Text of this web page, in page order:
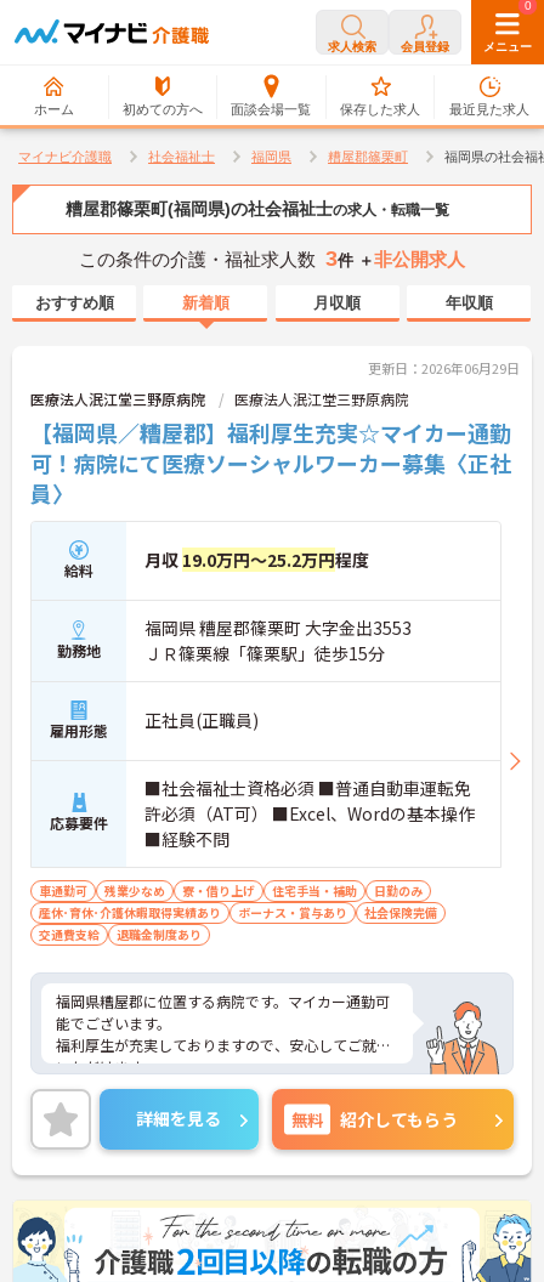
求人検索 会員登録 メニュー
ホーム 初めての方へ 面談会場一覧
0
保存した求人
0
最近見た求人
マイナビ介護職 社会福祉士 福岡県 糟屋郡篠栗町 福岡県の社会福
糟屋郡篠栗町(福岡県)の社会福祉士の求人・転職一覧
この条件の介護・福祉求人数 3件 ＋非公開求人
おすすめ順 新着順 月収順 年収順
更新日：2026年06月29日
医療法人泯江堂三野原病院 医療法人泯江堂三野原病院
【福岡県／糟屋郡】福利厚生充実☆マイカー通勤
可！病院にて医療ソーシャルワーカー募集〈正社
員〉
給料 月収 19.0万円～25.2万円程度
勤務地
福岡県 糟屋郡篠栗町 大字金出3553
ＪＲ篠栗線「篠栗駅」徒歩15分
雇用形態 正社員(正職員)
応募要件
■社会福祉士資格必須 ■普通自動車運転免
許必須（AT可） ■Excel、Wordの基本操作
■経験不問
車通勤可 残業少なめ 寮・借り上げ 住宅手当・補助
日勤のみ
産休･育休･介護休暇取得実績あり
ボーナス・賞与あり
社会保険完備
交通費支給
退職金制度あり
福岡県糟屋郡に位置する病院です。マイカー通勤可
能でございます。
福利厚生が充実しておりますので、安心してご就業
いただけます。
昇給や賞与制度があり頑張りが評価されてしっかり
と職員に還元されます。
ご興味のある方には、面接対策ポイントなど、さら
に詳細をお話しいたしますのでお気軽にご相談くだ
さい！
詳細を見る 無料 紹介してもらう